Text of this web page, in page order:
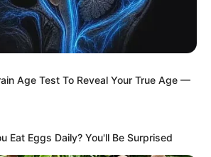
Age Test To Reveal Your True Age —
Eat Eggs Daily? You'll Be Surprised